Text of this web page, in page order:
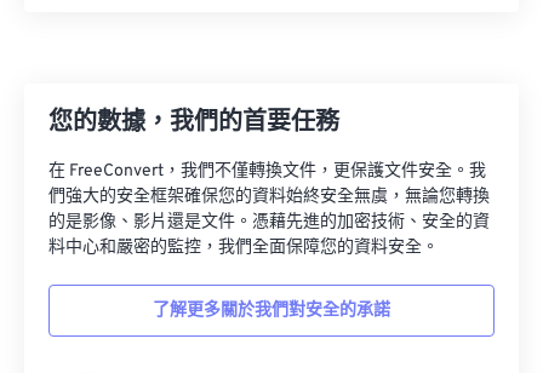
您的數據，我們的首要任務
在 FreeConvert，我們不僅轉換文件，更保護文件安全。我
們強大的安全框架確保您的資料始終安全無虞，無論您轉換
的是影像、影片還是文件。憑藉先進的加密技術、安全的資
料中心和嚴密的監控，我們全面保障您的資料安全。
了解更多關於我們對安全的承諾